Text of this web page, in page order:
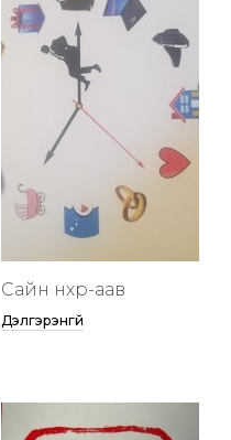
Сайн нөхөр-аав
Дэлгэрэнгүй